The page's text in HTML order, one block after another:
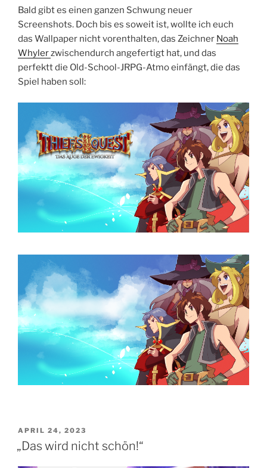
Bald gibt es einen ganzen Schwung neuer
Screenshots. Doch bis es soweit ist, wollte ich euch
das Wallpaper nicht vorenthalten, das Zeichner Noah
Whylerzwischendurch angefertigt hat, und das
perfektt die Old-School-JRPG-Atmo einfängt, die das
Spiel haben soll:
VERÖFFENTLICHT
AM
APRIL 24, 2023
„Das wird nicht schön!“